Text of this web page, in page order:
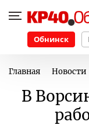
Обнинск
Главная Новости
В